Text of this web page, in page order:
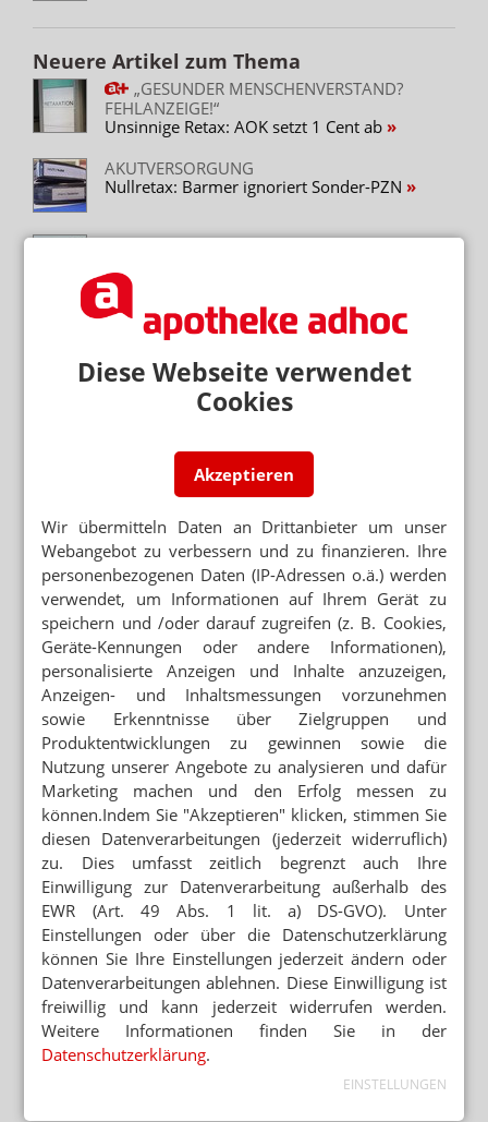
Diese Webseite verwendet
Cookies
Akzeptieren
Wir übermitteln Daten an Drittanbieter um unser
Webangebot zu verbessern und zu finanzieren. Ihre
personenbezogenen Daten (IP-Adressen o.ä.) werden
verwendet, um Informationen auf Ihrem Gerät zu
speichern und /oder darauf zugreifen (z. B. Cookies,
Geräte-Kennungen oder andere Informationen),
personalisierte Anzeigen und Inhalte anzuzeigen,
Anzeigen- und Inhaltsmessungen vorzunehmen
sowie Erkenntnisse über Zielgruppen und
Produktentwicklungen zu gewinnen sowie die
Nutzung unserer Angebote zu analysieren und dafür
Marketing machen und den Erfolg messen zu
können.Indem Sie "Akzeptieren" klicken, stimmen Sie
diesen Datenverarbeitungen (jederzeit widerruflich)
zu. Dies umfasst zeitlich begrenzt auch Ihre
Einwilligung zur Datenverarbeitung außerhalb des
EWR (Art. 49 Abs. 1 lit. a) DS-GVO). Unter
Einstellungen oder über die Datenschutzerklärung
können Sie Ihre Einstellungen jederzeit ändern oder
Datenverarbeitungen ablehnen. Diese Einwilligung ist
freiwillig und kann jederzeit widerrufen werden.
Weitere Informationen finden Sie in der
Datenschutzerklärung.
EINSTELLUNGEN
Neuere Artikel zum Thema
„GESUNDER MENSCHENVERSTAND?
FEHLANZEIGE!“
Unsinnige Retax: AOK setzt 1 Cent ab
AKUTVERSORGUNG
Nullretax: Barmer ignoriert Sonder-PZN
BTM-RETAX
BTM-RETAX
DAK: „Das Rezept schicken wir Ihnen nicht
Valproinsäure: Austausch trotz
EINZELIMPORT
Retaxation trotz Retax-Deal
APOTHEKE ADHOC UMFRAGE
Umgang mit Retax ist Typ-Frage
Mehr zum Thema
RETAXATIONEN IM GRIFF
Weniger Retax: „Bin begeistert vom E-Rezept“
VENTAVIS/ADEMPAS/APO-GO
Patientenprogramme: Hintermann reich, Apotheker
ruiniert
REZEPTKONTROLLE VOR ABGABE
Echtzeitprüfung: GfS gibt Retax-Garantie
Mehr aus Ressort
GESETZGEBER MUSS HANDELN
Urteil verbietet Rezepturen im Sprechstundenbedarf
„AUTOMATISIERTE AUSGABESTATIONEN“
Automat statt Apotheke: Ausnahme für Versender